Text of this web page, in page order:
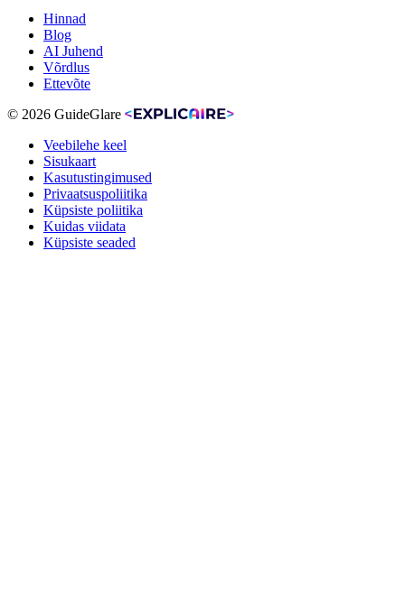
Hinnad
Blog
AI Juhend
Võrdlus
Ettevõte
© 2026 GuideGlare
Veebilehe keel
Sisukaart
Kasutustingimused
Privaatsuspoliitika
Küpsiste poliitika
Kuidas viidata
Küpsiste seaded